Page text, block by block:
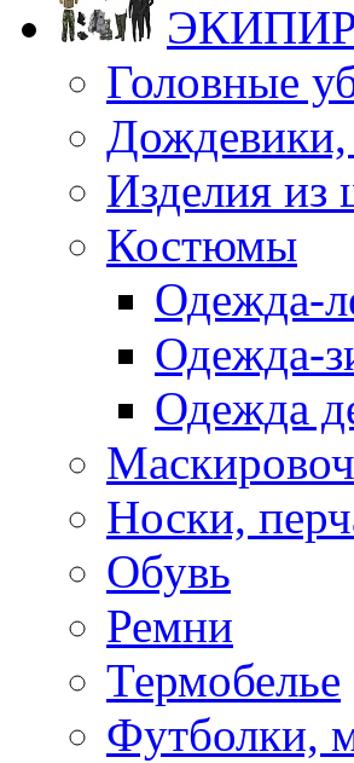
Головные
Изделия из
Костюмы
Одежда-
Одежда-
Одежда
Носки,
Обувь
Ремни
Термобелье
Футболки,